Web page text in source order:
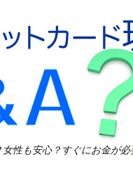
性も安心？すぐにお金が必